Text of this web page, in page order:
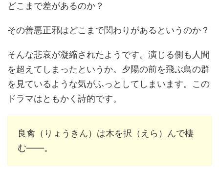
どこまで差があるのか？
その善悪正邪はどこまで関わりがあるというのか？
そんな悲哀が凝縮されたようです。演じる側も人間
を超えてしまったというか。夕陽の前を飛ぶ鳥の群
を見ているような気がふっとしてしまいます。この
ドラマはともかく詩的です。
良禽（りょうきん）は木を択（えら）んで棲
む――。